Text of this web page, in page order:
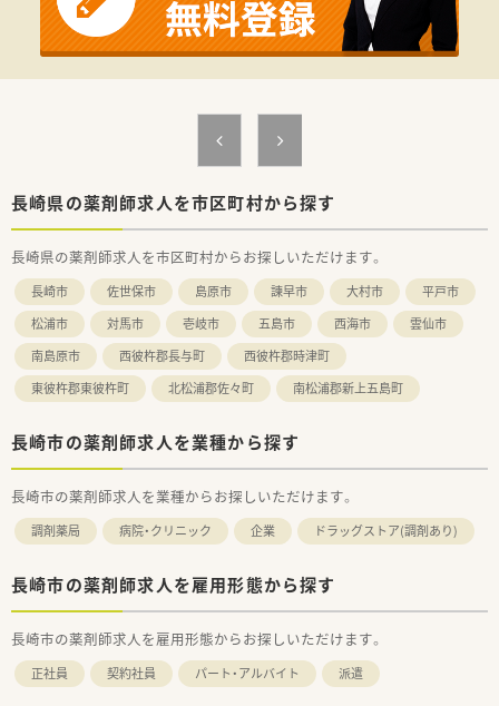
貫した生活スタイルから派生する各ステージにおいて、当社が培
ってきた知識・ノウハウを活用し、生を受けたその人がその人ら
しい一生を全うする一助となるよう、『ヒトの一生』への寄与を
目指します。
姿勢と新たな価値を創造していくフロンティア精神を持つ集団
として、ヘルスケア分野を事業化研究の視点から追求し、生を受
けたあらゆるライフスタイルの支援と維持に貢献してまいりま
■施設規模によって人員体制は1名～数名と違いますが、OJT研
修がしっかりとございますので未経験の方でも安心です。
■1人のCRC当たり3～5施設を担当しております。経験やスキル
が向上することで最大で10試験程度担当している方もいらっし
■社内での治験開始前の勉強会の開催や、看護師・臨床検査技師
への説明、治験資材の確認と管理業務、治験責任医師との被験者
＜未経験の方も歓迎！充実した研修＞
■ご入社後は座学研修が1ヶ月ほどございます。配属後も月2～3
プできる環境です。
■入社時研修は2カ月間をかけ基礎から実務面まで幅広く学べま
す。
長崎県の薬剤師求人を市区町村から探す
長崎県の薬剤師求人を市区町村からお探しいただけます。
長崎市 佐世保市 島原市 諫早市 大村市
平戸市
松浦市
対馬市 壱岐市 五島市 西海市
雲仙市
南島原市
西彼杵郡長与町
西彼杵郡時津町
東彼杵郡東彼杵町
北松浦郡佐々町 南松浦郡新上五島町
長崎市の薬剤師求人を業種から探す
長崎市の薬剤師求人を業種からお探しいただけます。
調剤薬局 病院・クリニック 企業 ドラッグストア(調剤あり)
長崎市の薬剤師求人を雇用形態から探す
長崎市の薬剤師求人を雇用形態からお探しいただけます。
正社員 契約社員 パート・アルバイト 派遣